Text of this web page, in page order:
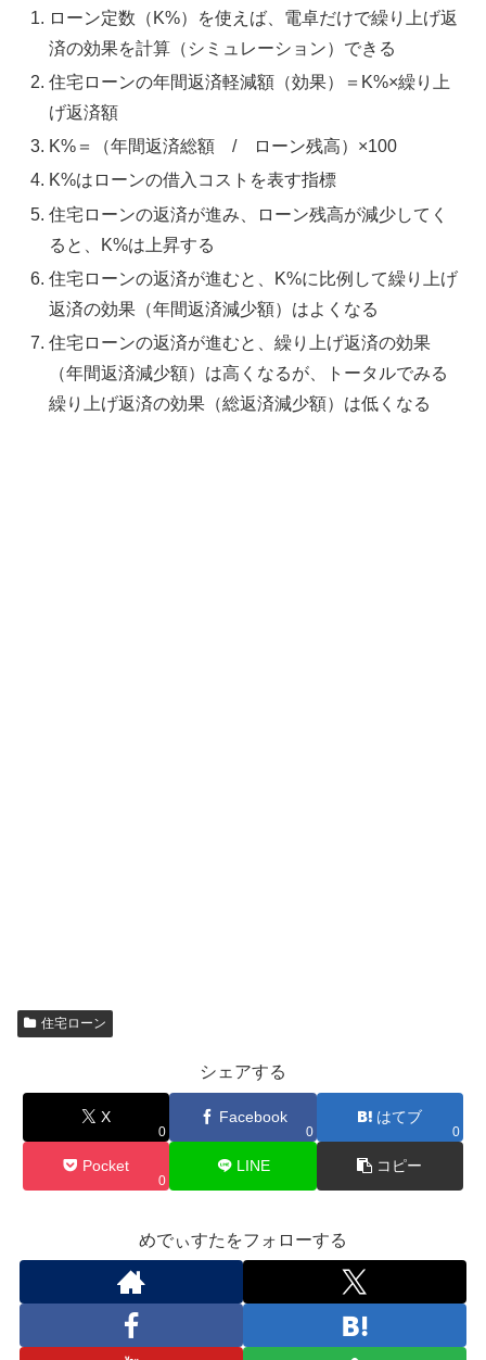
ローン定数（K%）を使えば、電卓だけで繰り上げ返
済の効果を計算（シミュレーション）できる
住宅ローンの年間返済軽減額（効果）＝K%×繰り上
げ返済額
K%＝（年間返済総額 / ローン残高）×100
K%はローンの借入コストを表す指標
住宅ローンの返済が進み、ローン残高が減少してく
ると、K%は上昇する
住宅ローンの返済が進むと、K%に比例して繰り上げ
返済の効果（年間返済減少額）はよくなる
住宅ローンの返済が進むと、繰り上げ返済の効果
（年間返済減少額）は高くなるが、トータルでみる
繰り上げ返済の効果（総返済減少額）は低くなる
住宅ローン
シェアする
X
0
Facebook
0
はてブ
0
Pocket
0
LINE コピー
めでぃすたをフォローする